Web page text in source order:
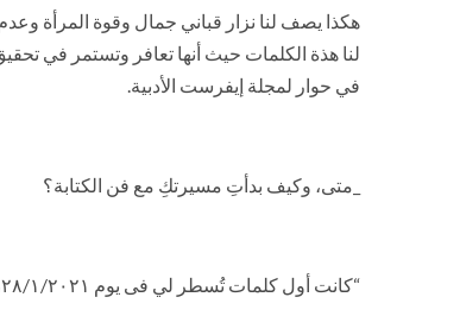
هكذا يصف لنا نزار قباني جمال وقوة المرأة وعدم
لنا هذة الكلمات حيث أنها تعافر وتستمر في
في حوار لمجلة إيفرست الأدبية.
_متى، وكيف بدأتِ مسيرتكِ مع فن الكتابة؟
“كانت أول كلمات تُسطر لي فى يوم ٢٨/١/٢٠٢١، يوم مُميز لذلك أتذكره جيدًا حيث أحدث فارق كبير فى حياتي.